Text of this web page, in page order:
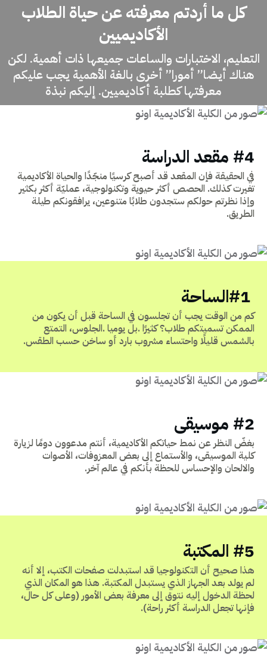
كل ما أردتم معرفته عنحياة الطلاب
الأكاديميين
التعليم، الاختبارات والساعات جميعها ذات أهمية. لكن
هناك أيضا” أمورا” أخرى بالغة الأهمية يجب عليكم
معرفتها كطلبة أكاديميين. إليكم نبذة
#1‭ ‬الساحة
‬بالشمس‭ ‬قليلًا‭ ‬واحتساء‭ ‬مشروب‭ ‬بارد‭ ‬أو‭ ‬ساخن‭ ‬حسب‭ ‬الطقس‭.‬
#4 مقعد الدراسة
في الحقيقة فإن المقعد قد أصبح كرسيًا منجّدًا والحياة الأكاديمية
تغيرت كذلك. الحصص أكثر حيوية وتكنولوجية، عمليّة أكثر بكثير
وإذا نظرتم حولكم ستجدون طلابًا متنوعين، يرافقونكم طيلة
الطريق.
#2 موسيقى
بغضّ النظر عن نمط حياتكم الأكاديمية، أنتم مدعوون دومًا لزيارة
كلية الموسيقى، والأستماع إلى بعض المعزوفات، الأصوات
والالحان والإحساس للحظة بأنكم في عالم آخر.
#5 المكتبة
هذا صحيح أن التكنولوجيا قد استبدلت صفحات الكتب، إلا أنه
لم يولد بعد الجهاز الذي يستبدل المكتبة. هذا هو المكان الذي
لحظة الدخول إليه نتوق إلى معرفة بعض الأمور (وعلى كل حال،
فإنها تجعل الدراسة أكثر راحة).